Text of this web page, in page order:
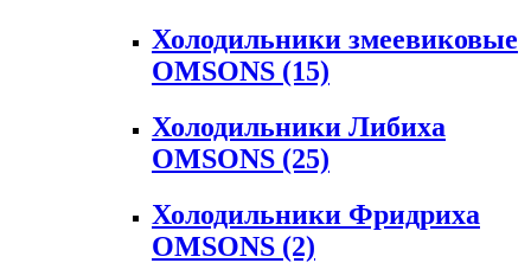
Холодильники змеевиковые
OMSONS (15)
Холодильники Либиха
OMSONS (25)
Холодильники Фридриха
OMSONS (2)